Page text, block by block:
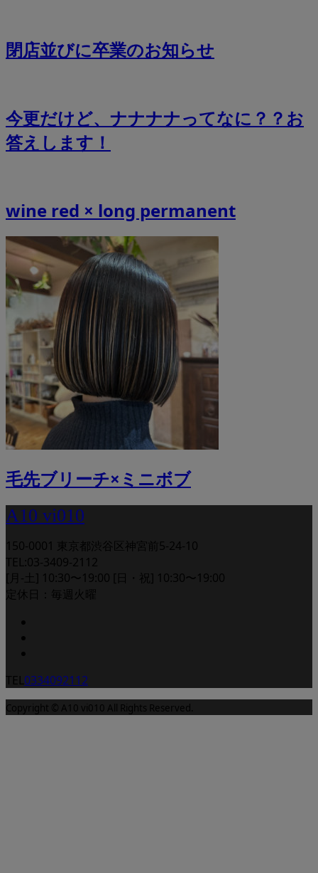
閉店並びに卒業のお知らせ
今更だけど、ナナナナってなに？？お
答えします！
wine red × long permanent
毛先ブリーチ×ミニボブ
A10 vi010
150-0001 東京都渋谷区神宮前5-24-10
TEL:03-3409-2112
[月-土] 10:30〜19:00 [日・祝] 10:30〜19:00
定休日：毎週火曜
TEL0334092112
Copyright © A10 vi010 All Rights Reserved.